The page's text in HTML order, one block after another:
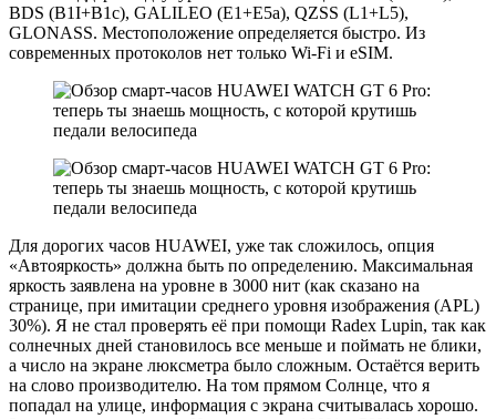
BDS (B1I+B1c), GALILEO (E1+E5a), QZSS (L1+L5),
GLONASS. Местоположение определяется быстро. Из
современных протоколов нет только Wi-Fi и eSIM.
Для дорогих часов HUAWEI, уже так сложилось, опция
«Автояркость» должна быть по определению. Максимальная
яркость заявлена на уровне в 3000 нит (как сказано на
странице, при имитации среднего уровня изображения (APL)
30%). Я не стал проверять её при помощи Radex Lupin, так как
солнечных дней становилось все меньше и поймать не блики,
а число на экране люксметра было сложным. Остаётся верить
на слово производителю. На том прямом Солнце, что я
попадал на улице, информация с экрана считывалась хорошо.